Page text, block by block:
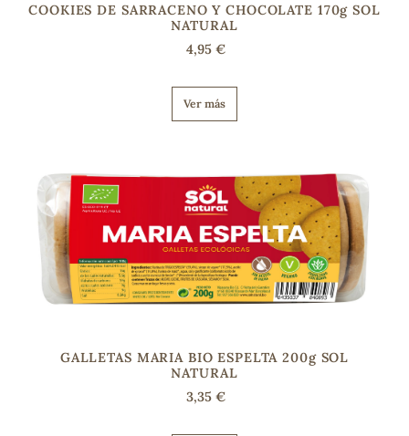
COOKIES DE SARRACENO Y CHOCOLATE 170g SOL
NATURAL
4,95 €
Ver más
GALLETAS MARIA BIO ESPELTA 200g SOL
NATURAL
3,35 €